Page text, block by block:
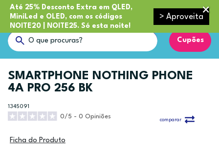
Até 25% Desconto Extra em QLED,
MiniLed e OLED, com os códigos
NOITE20 | NOITE25. Só esta noite!
> Aproveita
Cupões
SMARTPHONE NOTHING PHONE
4A PRO 256 BK
1345091
0/5 - 0 Opiniões
comparar
Ficha do Produto